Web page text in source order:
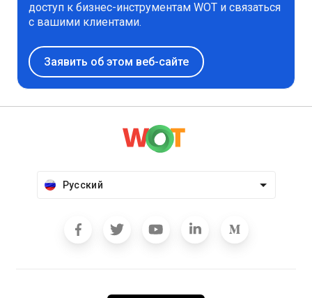
доступ к бизнес-инструментам WOT и связаться
с вашими клиентами.
Заявить об этом веб-сайте
Русский